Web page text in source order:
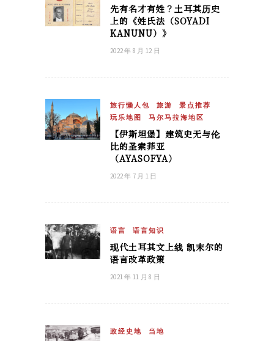
先有名才有姓？土耳其历史
上的《姓氏法（SOYADI
KANUNU）》
2022 年 8 月 12 日
旅行懒人包 旅游
景点推荐
玩乐地图
马尔马拉海地区
【伊斯坦堡】建筑史无与伦
比的圣索菲亚
（AYASOFYA）
2022 年 7 月 1 日
语言 语言知识
现代土耳其文上线 凯末尔的
语言改革政策
2021 年 11 月 8 日
政经史地 当地